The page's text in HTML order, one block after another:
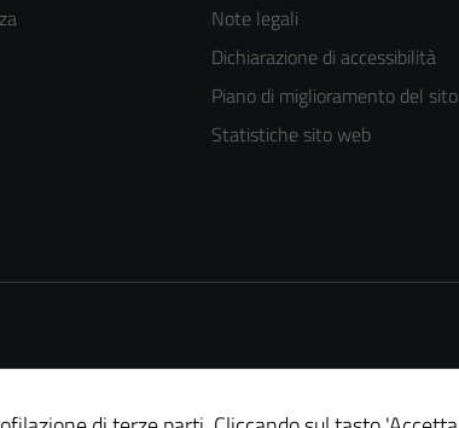
Note legali
Dichiarazione di accessibilità
Piano di miglioramento del sito
Statistiche sito web